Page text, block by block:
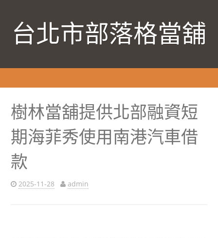
台北市部落格當舖
樹林當舖提供北部融資短
期海菲秀使用南港汽車借
款
2025-11-28 admin